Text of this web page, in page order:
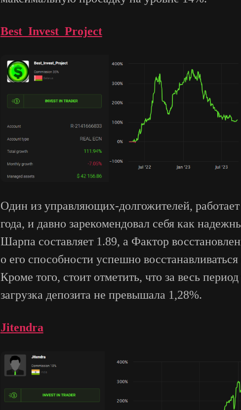
Best_Invest_Project
Один из управляющих-долгожителей,
года, и давно зарекомендовал себя как
Шарпа составляет 1.89, а Фактор
о его способности успешно
Кроме того, стоит отметить, что за весь
загрузка депозита не превышала 1,28%.
Jitendra